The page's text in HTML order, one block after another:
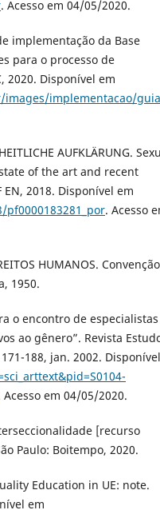
. Acesso em 04/05/2020.
implementação da Base
para o processo de
2020. Disponível em
implementacao/
AUFKLÄRUNG.
of the art and recent
2018. Disponível em
. Acesso
HUMANOS. Convenção
1950.
o encontro de
ao gênero”. Revista
188, jan. 2002.
Acesso em 04/05/2020.
[recurso
Paulo: Boitempo, 2020.
Education in UE: note.
em